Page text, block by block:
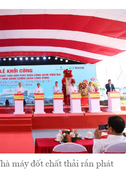
máy đốt chất thải rắn phát